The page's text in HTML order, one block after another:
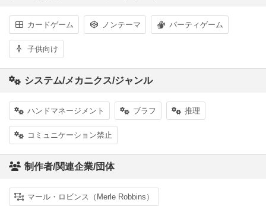
カードゲーム ノンテーマ パーティゲーム
子供向け
システム/メカニクス/ジャンル
ハンドマネージメント ブラフ 推理
コミュニケーション禁止
制作者/関連企業/団体
マール・ロビンス（Merle Robbins）